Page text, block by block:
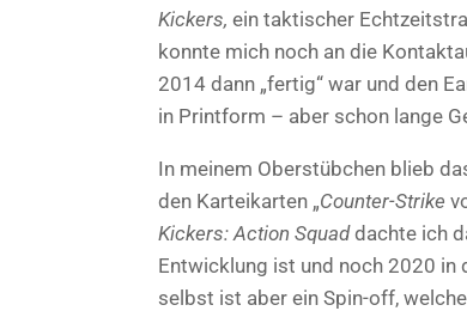
Kickers, ein taktischer
konnte mich noch an die
2014 dann „fertig“ war und den
in Printform – aber schon lange
In meinem Oberstübchen blieb
den Karteikarten „Counter-Strike
Kickers: Action Squaddachte ich
Entwicklung ist und noch 2020 in
selbst ist aber ein Spin-off,